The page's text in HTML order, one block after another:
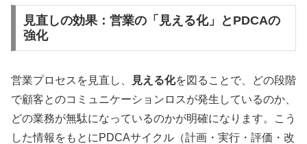
見直しの効果：営業の「見える化」とPDCAの
強化
営業プロセスを見直し、 見える化を図ることで、どの段階
で顧客とのコミュニケーションロスが発生しているのか、
どの業務が無駄になっているのかが明確になります。こう
した情報をもとにPDCAサイクル（計画・実行・評価・改